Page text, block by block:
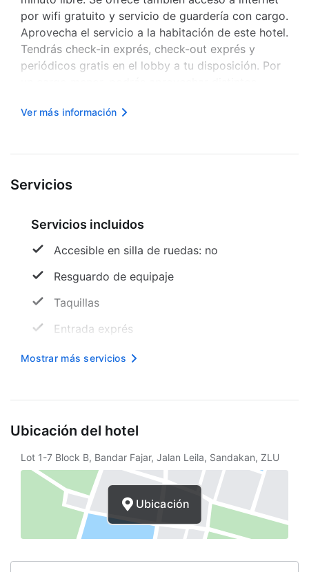
por wifi gratuito y servicio de guardería con cargo.
Aprovecha el servicio a la habitación de este hotel.
Tendrás check-in exprés, check-out exprés y
periódicos gratis en el lobby a tu disposición. Por
vuelta con cargo y estacionamiento gratis. Te
Ver más información
Servicios
Servicios incluidos
Accesible en silla de ruedas: no
Resguardo de equipaje
Taquillas
Entrada exprés
Salida exprés
Internet inalámbrico en cortesía
Propiedad libre de humo
Sauna
Periódico gratuito
Servicios de lavandería
Asistencia turística
Mostrar más servicios
Ubicación del hotel
Lot 1-7 Block B, Bandar Fajar, Jalan Leila, Sandakan, ZLU
Ubicación